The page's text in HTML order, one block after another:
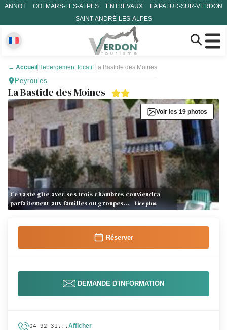
ANNOT COLMARS-LES-ALPES ENTREVAUX
LA PALUD-SUR-VERDON
SAINT-ANDRÉ-LES-ALPES
← Accueil Hebergement locatif La Bastide des Moines
Peyroules
La Bastide des Moines
Ce vaste gîte avec ses trois chambres conviendra
parfaitement aux familles ou groupes… Lire plus
Voir les 19 photos
Réserver
DEMANDE D'INFORMATION
04 92 31... Afficher